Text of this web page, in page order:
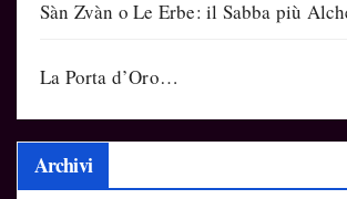
Sàn Zvàn o Le Erbe: il Sabba più
La Porta d’Oro…
Archivi